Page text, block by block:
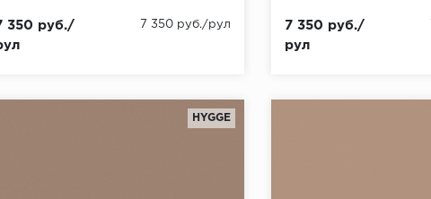
350 руб./
7 350 руб./рул
7 350 руб./
рул
HYGGE